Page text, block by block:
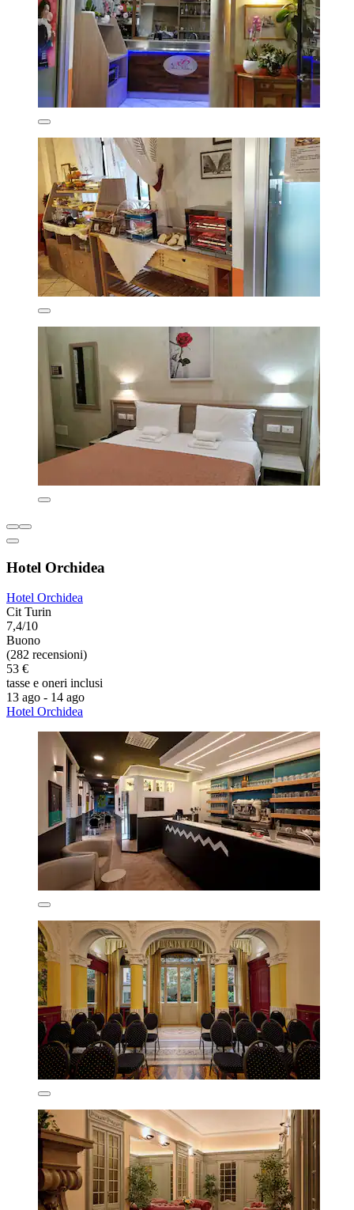
Hotel Orchidea
Hotel Orchidea
Cit Turin
7,4/10
Buono
(282 recensioni)
53 €
tasse e oneri inclusi
13 ago - 14 ago
Hotel Orchidea